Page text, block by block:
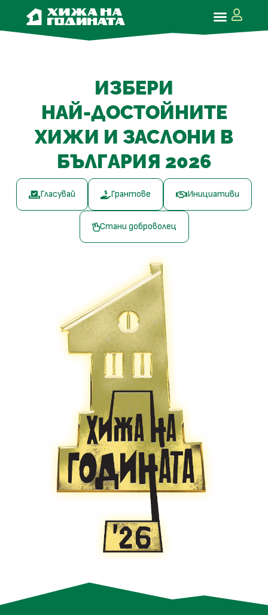
ИЗБЕРИ
НАЙ-ДОСТОЙНИТЕ
ХИЖИ И ЗАСЛОНИ В
БЪЛГАРИЯ 2026
Гласувай Грантове Инициативи
Стани доброволец